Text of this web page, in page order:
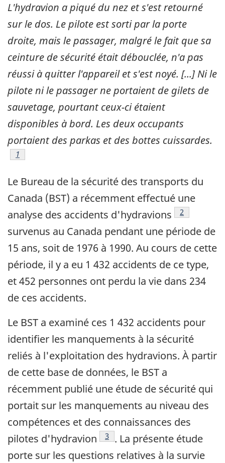
L'hydravion a piqué du nez et s'est retourné
sur le dos. Le pilote est sorti par la porte
droite, mais le passager, malgré le fait que sa
ceinture de sécurité était débouclée, n'a pas
réussi à quitter l'appareil et s'est noyé. [...] Ni le
pilote ni le passager ne portaient de gilets de
sauvetage, pourtant ceux-ci étaient
disponibles à bord. Les deux occupants
portaient des parkas et des bottes cuissardes.
Note de bas de page
1
Le Bureau de la sécurité des transports du
Canada (BST) a récemment effectué une
analyse des accidents d'hydravions
Note de bas
2
survenus au Canada pendant une période de
15 ans, soit de 1976 à 1990. Au cours de cette
période, il y a eu 1 432 accidents de ce type,
et 452 personnes ont perdu la vie dans 234
de ces accidents.
Le BST a examiné ces 1 432 accidents pour
identifier les manquements à la sécurité
reliés à l'exploitation des hydravions. À partir
de cette base de données, le BST a
récemment publié une étude de sécurité qui
portait sur les manquements au niveau des
compétences et des connaissances des
pilotes d'hydravion
Note de bas de page
3 . La présente étude
porte sur les questions relatives à la survie